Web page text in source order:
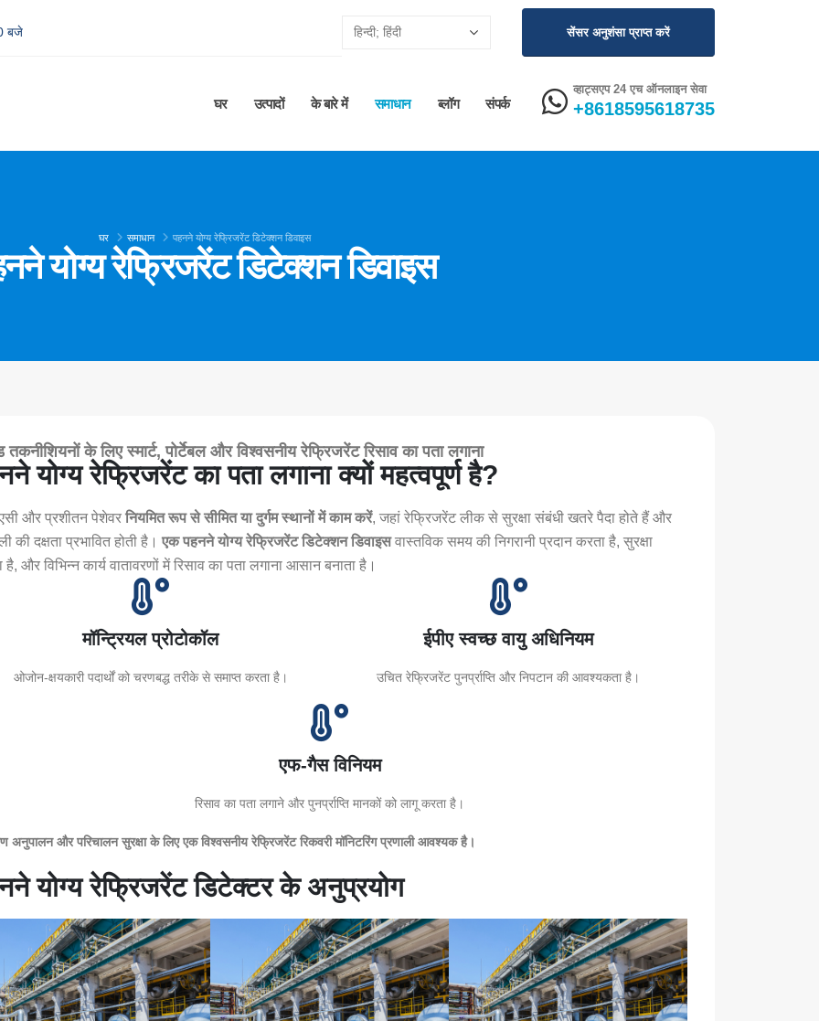
बजे सेंसर अनुशंसा प्राप्त करें
घर उत्पादों के बारे में समाधान ब्लॉग संपर्क
व्हाट्सएप 24 एच ऑनलाइन सेवा
+8618595618735
घर समाधान पहनने योग्य रेफ्रिजरेंट डिटेक्शन डिवाइस
योग्य रेफ्रिजरेंट डिटेक्शन डिवाइस
तकनीशियनों के लिए स्मार्ट, पोर्टेबल और विश्वसनीय रेफ्रिजरेंट रिसाव का पता लगाना
योग्य रेफ्रिजरेंट का पता लगाना क्यों महत्वपूर्ण है?
और प्रशीतन पेशेवरनियमित रूप से सीमित या दुर्गम स्थानों में काम करें, जहां रेफ्रिजरेंट लीक से सुरक्षा संबंधी खतरे पैदा होते हैं और
की दक्षता प्रभावित होती है।एक पहनने योग्य रेफ्रिजरेंट डिटेक्शन डिवाइसवास्तविक समय की निगरानी प्रदान करता है, सुरक्षा
है, और विभिन्न कार्य वातावरणों में रिसाव का पता लगाना आसान बनाता है।
मॉन्ट्रियल प्रोटोकॉल
ओजोन-क्षयकारी पदार्थों को चरणबद्ध तरीके से समाप्त करता है।
ईपीए स्वच्छ वायु अधिनियम
उचित रेफ्रिजरेंट पुनर्प्राप्ति और निपटान की आवश्यकता है।
एफ-गैस विनियम
रिसाव का पता लगाने और पुनर्प्राप्ति मानकों को लागू करता है।
अनुपालन और परिचालन सुरक्षा के लिए एक विश्वसनीय रेफ्रिजरेंट रिकवरी मॉनिटरिंग प्रणाली आवश्यक है।
योग्य रेफ्रिजरेंट डिटेक्टर के अनुप्रयोग